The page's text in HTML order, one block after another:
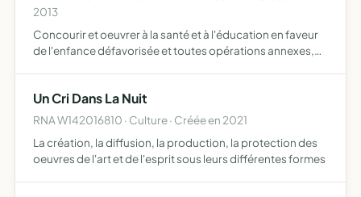
2013
Concourir et oeuvrer à la santé et à l'éducation en faveur
de l'enfance défavorisée et toutes opérations annexes,
Un Cri Dans La Nuit
RNA W142016810 · Culture · Créée en 2021
La création, la diffusion, la production, la protection des
oeuvres de l'art et de l'esprit sous leurs différentes formes